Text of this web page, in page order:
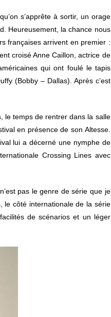
s’apprête à sortir, un orage
Heureusement, la chance nous
françaises arrivent en premier :
croisé Anne Caillon, actrice de
qui ont foulé le tapis
(Bobby – Dallas). Après c’est
le temps de rentrer dans la salle
en présence de son Altesse.
lui a décerné une nymphe de
Crossing Lines avec
pas le genre de série que je
le côté internationale de la série
de scénarios et un léger